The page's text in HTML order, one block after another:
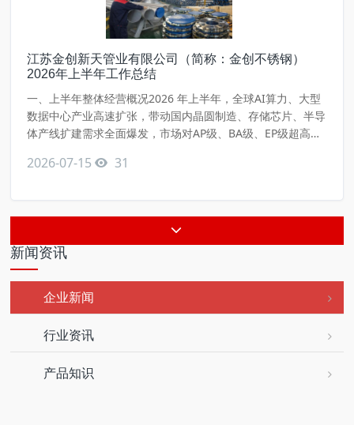
江苏金创新天管业有限公司（简称：金创不锈钢）
2026年上半年工作总结
一、上半年整体经营概况2026 年上半年，全球AI算力、大型
数据中心产业高速扩张，带动国内晶圆制造、存储芯片、半导
体产线扩建需求全面爆发，市场对AP级、BA级、EP级超高纯
抓行业发展红利，依托集团完整产业链协同优势，统筹生产排
顺利达成半年度经营目标，为全年经营任务落地夯实基础。
二、核心经营数
2026-07-15 31
新闻资讯
企业新闻
行业资讯
产品知识